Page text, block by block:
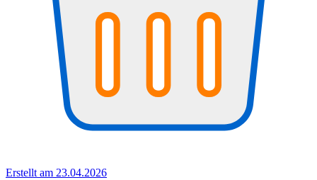
Erstellt am 23.04.2026